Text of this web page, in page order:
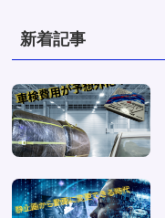
(6)
(1)
(1)
(2)
新着記事